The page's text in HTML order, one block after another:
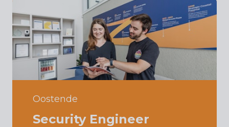
Oostende
Security Engineer